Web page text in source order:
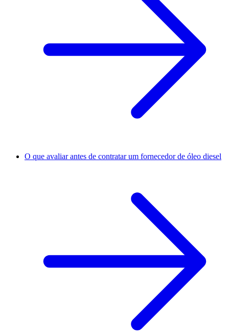
O que avaliar antes de contratar um fornecedor de óleo diesel